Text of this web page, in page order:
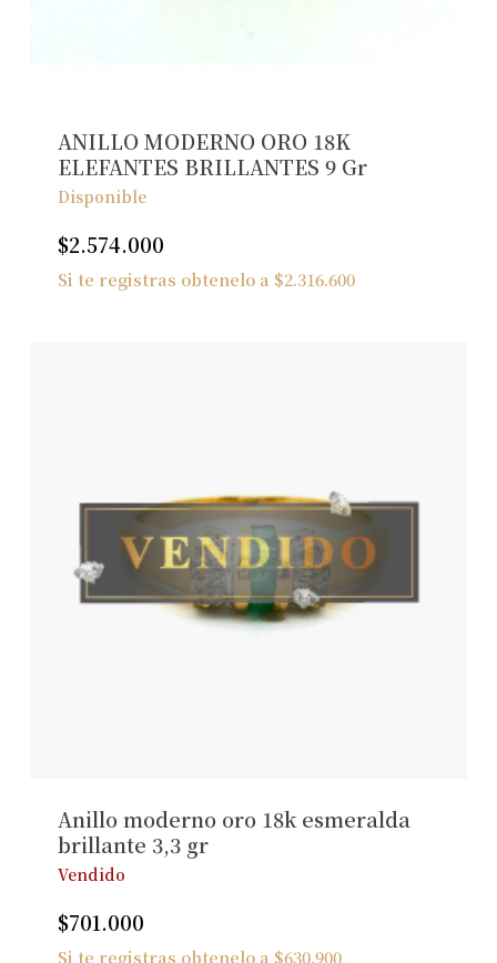
ANILLO MODERNO ORO 18K
ELEFANTES BRILLANTES 9 Gr
Disponible
$2.574.000
Si te registras obtenelo a $2.316.600
Anillo moderno oro 18k esmeralda
brillante 3,3 gr
Vendido
$701.000
Si te registras obtenelo a $630.900